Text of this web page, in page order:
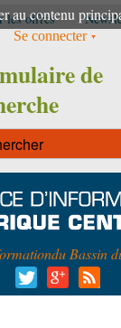
au contenu
les offres
Se connecter
de
du Bassin